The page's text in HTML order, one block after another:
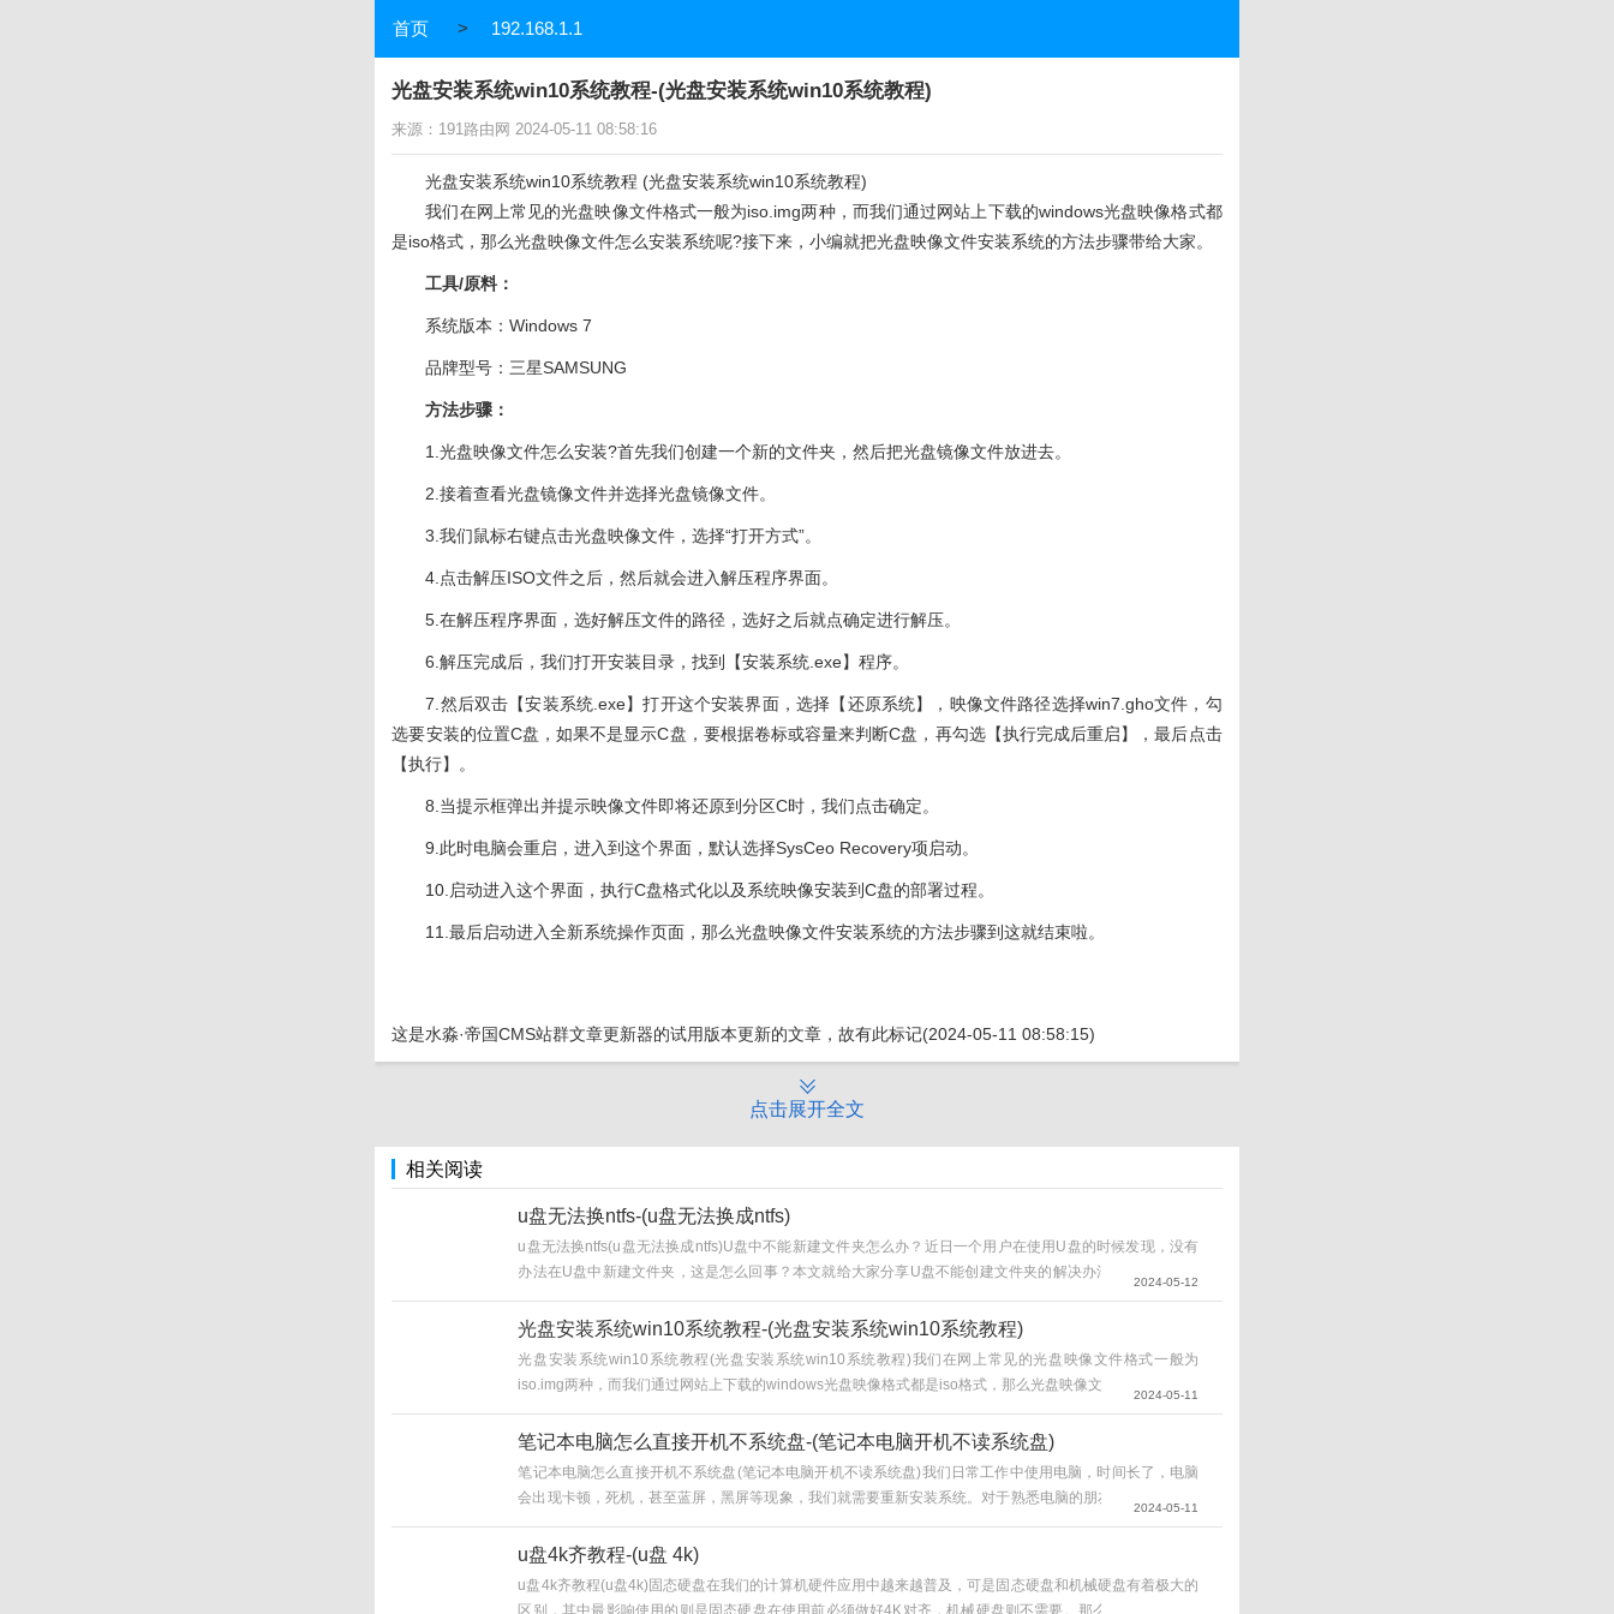
首页 > 192.168.1.1
光盘安装系统win10系统教程-(光盘安装系统win10系统教程)
来源：191路由网 2024-05-11 08:58:16
光盘安装系统win10系统教程 (光盘安装系统win10系统教程)
我们在网上常见的光盘映像文件格式一般为iso.img两种，而我们通过网站上下载的windows光盘映像格式都
是iso格式，那么光盘映像文件怎么安装系统呢?接下来，小编就把光盘映像文件安装系统的方法步骤带给大家。
工具/原料：
系统版本：Windows 7
品牌型号：三星SAMSUNG
方法步骤：
1.光盘映像文件怎么安装?首先我们创建一个新的文件夹，然后把光盘镜像文件放进去。
2.接着查看光盘镜像文件并选择光盘镜像文件。
3.我们鼠标右键点击光盘映像文件，选择“打开方式”。
4.点击解压ISO文件之后，然后就会进入解压程序界面。
5.在解压程序界面，选好解压文件的路径，选好之后就点确定进行解压。
6.解压完成后，我们打开安装目录，找到【安装系统.exe】程序。
7.然后双击【安装系统.exe】打开这个安装界面，选择【还原系统】，映像文件路径选择win7.gho文件，勾
选要安装的位置C盘，如果不是显示C盘，要根据卷标或容量来判断C盘，再勾选【执行完成后重启】，最后点击
【执行】。
8.当提示框弹出并提示映像文件即将还原到分区C时，我们点击确定。
9.此时电脑会重启，进入到这个界面，默认选择SysCeo Recovery项启动。
10.启动进入这个界面，执行C盘格式化以及系统映像安装到C盘的部署过程。
11.最后启动进入全新系统操作页面，那么光盘映像文件安装系统的方法步骤到这就结束啦。
这是水淼·帝国CMS站群文章更新器的试用版本更新的文章，故有此标记(2024-05-11 08:58:15)
点击展开全文
相关阅读
u盘无法换ntfs-(u盘无法换成ntfs)
u盘无法换ntfs(u盘无法换成ntfs)U盘中不能新建文件夹怎么办？近日一个用户在使用U盘的时候发现，没有
办法在U盘中新建文件夹，这是怎么回事？本文就给大家分享U盘不能创建文件夹的解决办法。解决办法：
1.首先，大家可以检查一下自己的U盘，看看U盘的格式是哪种。操作方式很简单，大家直接将U盘连接到电
脑中，然后右键点...
2024-05-12
光盘安装系统win10系统教程-(光盘安装系统win10系统教程)
光盘安装系统win10系统教程(光盘安装系统win10系统教程)我们在网上常见的光盘映像文件格式一般为
iso.img两种，而我们通过网站上下载的windows光盘映像格式都是iso格式，那么光盘映像文...
2024-05-11
笔记本电脑怎么直接开机不系统盘-(笔记本电脑开机不读系统盘)
笔记本电脑怎么直接开机不系统盘(笔记本电脑开机不读系统盘)我们日常工作中使用电脑，时间长了，电脑
会出现卡顿，死机，甚至蓝屏，黑屏等现象，我们就需要重新安装系统。对于熟悉电脑的朋友而言，十几分
钟就能搞定，而对于不太了解电脑的朋友而言，可能需要一段时间。就算我们熟悉电脑，在安装...
2024-05-11
u盘4k齐教程-(u盘 4k)
u盘4k齐教程(u盘4k)固态硬盘在我们的计算机硬件应用中越来越普及，可是固态硬盘和机械硬盘有着极大的
区别，其中最影响使用的则是固态硬盘在使用前必须做好4K对齐，机械硬盘则不需要。那么4K对齐是什么